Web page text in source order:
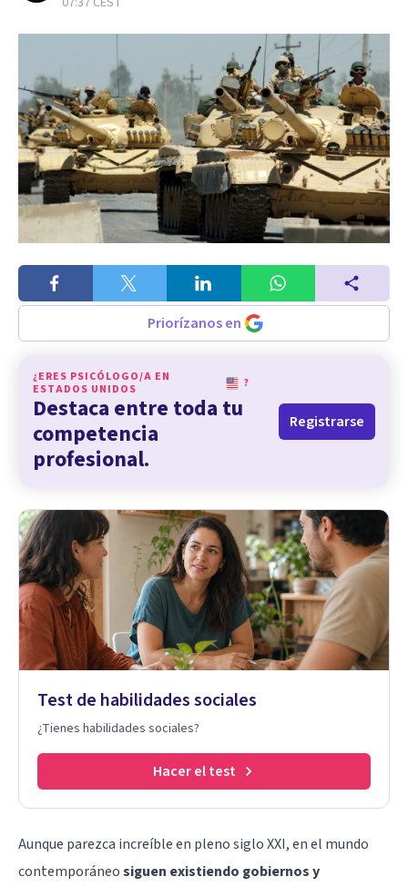
Priorízanos en
¿ERES PSICÓLOGO/A EN
ESTADOS UNIDOS
?
Destaca entre toda tu
competencia
profesional.
Registrarse
Test de habilidades sociales
¿Tienes habilidades sociales?
Hacer el test
Aunque parezca increíble en pleno siglo XXI, en el mundo
contemporáneosiguen existiendo gobiernos y